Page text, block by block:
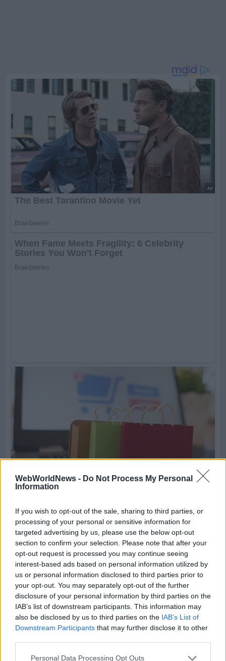
WebWorldNews - Do Not Process My Personal
Information
If you wish to opt-out of the sale, sharing to third parties, or
processing of your personal or sensitive information for
targeted advertising by us, please use the below opt-out
section to confirm your selection. Please note that after your
opt-out request is processed you may continue seeing
interest-based ads based on personal information utilized by
us or personal information disclosed to third parties prior to
your opt-out. You may separately opt-out of the further
disclosure of your personal information by third parties on the
IAB’s list of downstream participants. This information may
also be disclosed by us to third parties on the IAB’s List of
Downstream Participants that may further disclose it to other
Personal Data Processing Opt Outs